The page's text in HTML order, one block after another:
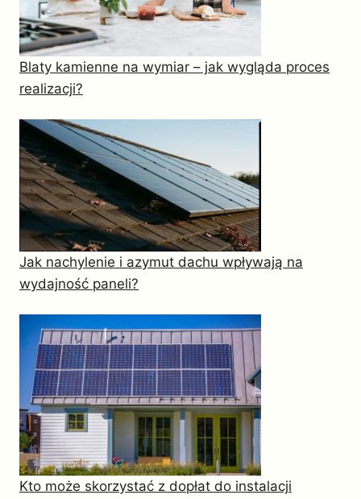
Blaty kamienne na wymiar – jak wygląda proces
realizacji?
Jak nachylenie i azymut dachu wpływają na
wydajność paneli?
Kto może skorzystać z dopłat do instalacji